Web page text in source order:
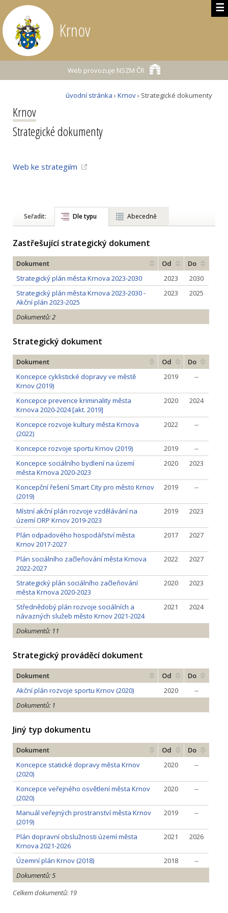
☰
Krnov
Web provozuje NSZM ČR
úvodní stránka › Krnov› Strategické dokumenty
Krnov
Strategické dokumenty
Web ke strategiím
Seřadit: Dle typu Abecedně
Zastřešující strategický dokument
Dokument Od
Do
Strategický plán města Krnova 2023-2030
2023
2030
Strategický plán města Krnova 2023-2030 -
Akční plán 2023-2025
2023 2025
Dokumentů: 2
Strategický dokument
Dokument Od
Do
Koncepce cyklistické dopravy ve městě
Krnov (2019)
2019 --
Koncepce prevence kriminality města
Krnova 2020-2024 [akt. 2019]
2020 2024
Koncepce rozvoje kultury města Krnova
(2022)
2022 --
Koncepce rozvoje sportu Krnov (2019) 2019
--
Koncepce sociálního bydlení na území
města Krnova 2020-2023
2020 2023
Koncepční řešení Smart City pro město Krnov
(2019)
2019 --
Místní akční plán rozvoje vzdělávání na
území ORP Krnov 2019-2023
2019 2023
Plán odpadového hospodářství města
Krnov 2017-2027
2017 2027
Plán sociálního začleňování města Krnova
2022-2027
2022 2027
Strategický plán sociálního začleňování
města Krnova 2020-2023
2020 2023
Střednědobý plán rozvoje sociálních a
návazných služeb město Krnov 2021-2024
2021 2024
Dokumentů: 11
Strategický prováděcí dokument
Dokument Od
Do
Akční plán rozvoje sportu Krnov (2020)
2020
--
Dokumentů: 1
Jiný typ dokumentu
Dokument Od
Do
Koncepce statické dopravy města Krnov
(2020)
2020 --
Koncepce veřejného osvětlení města Krnov
(2020)
2020 --
Manuál veřejných prostranství města Krnov
(2019)
2019 --
Plán dopravní obslužnosti území města
Krnova 2021-2026
2021 2026
Územní plán Krnov (2018) 2018
--
Dokumentů: 5
Celkem dokumentů: 19